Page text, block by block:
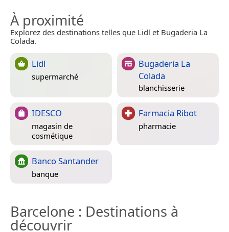
À proximité
Explorez des destinations telles que Lidl et Bugaderia La
Colada.
Lidl
supermarché
Bugaderia La
Colada
blanchisserie
IDESCO
magasin de
cosmétique
Farmacia Ribot
pharmacie
Banco Santander
banque
Barcelone : Destinations à
découvrir